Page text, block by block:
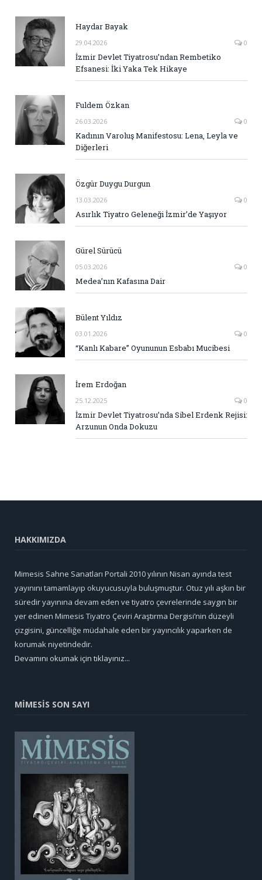
Haydar Bayak
29.04.2026 0
İzmir Devlet Tiyatrosu’ndan Rembetiko
Efsanesi: İki Yaka Tek Hikaye
Fuldem Özkan
26.03.2026 0
Kadının Varoluş Manifestosu: Lena, Leyla ve
Diğerleri
Özgür Duygu Durgun
13.03.2026 0
Asırlık Tiyatro Geleneği İzmir’de Yaşıyor
Gürel Sürücü
05.03.2026 0
Medea’nın Kafasına Dair
Bülent Yıldız
03.01.2026 0
“Kanlı Kabare” Oyununun Esbabı Mucibesi
İrem Erdoğan
25.12.2025 0
İzmir Devlet Tiyatrosu’nda Sibel Erdenk Rejisi:
Arzunun Onda Dokuzu
HAKKIMIZDA
Mimesis Sahne Sanatları Portali 2010 yılının Nisan ayında test
yayınını tamamlayıp okuyucusuyla buluşmuştur. Otuz yılı aşkın bir
süredir yayınına devam eden ve tiyatro çevrelerinde saygın bir
yer edinen Mimesis Tiyatro Çeviri Araştırma Dergisi’nin düzeyli
çizgisini, güncelliğe müdahale eden bir yayıncılık yaparken de
korumak niyetindedir.
Devamını okumak için tıklayınız...
MİMESİS SON SAYI